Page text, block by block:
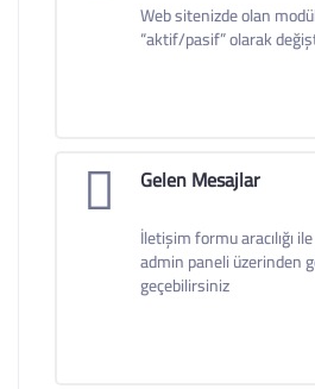
Web sitenizde olan
“aktif/pasif” olarak
Gelen Mesajlar
İletişim formu aracılığı
admin paneli üzerinden
geçebilirsiniz